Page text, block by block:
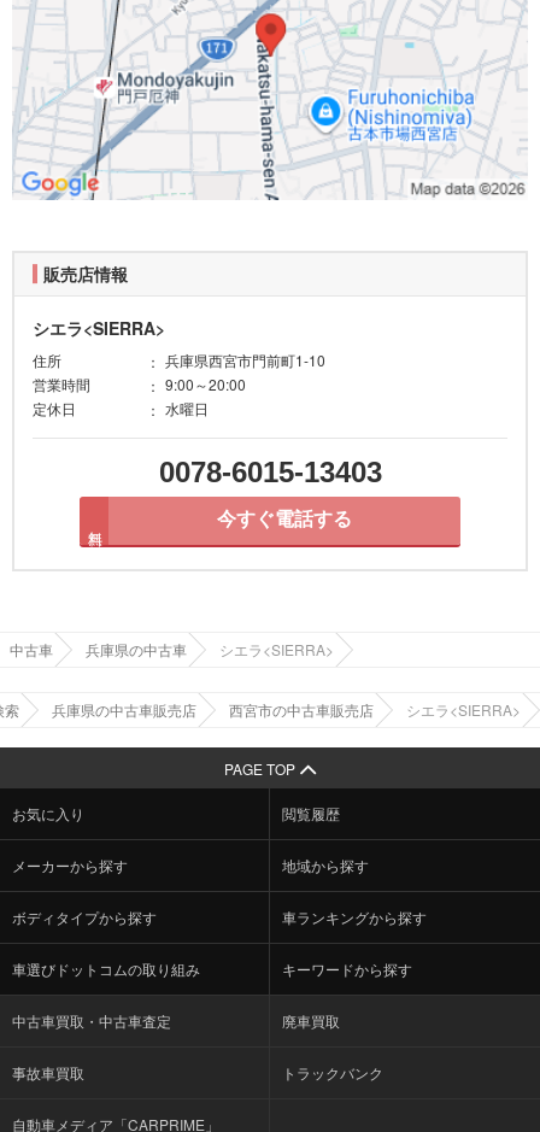
販売店情報
シエラ<SIERRA>
住所
兵庫県西宮市門前町1-10
営業時間
9:00～20:00
定休日
水曜日
0078-6015-13403
今すぐ電話する
中古車 兵庫県の中古車 シエラ<SIERRA>
索 兵庫県の中古車販売店 西宮市の中古車販売店 シエラ<SIERRA>
PAGE TOP
お気に入り 閲覧履歴
メーカーから探す 地域から探す
ボディタイプから探す 車ランキングから探す
車選びドットコムの取り組み キーワードから探す
中古車買取・中古車査定 廃車買取
事故車買取 トラックバンク
自動車メディア「CARPRIME」